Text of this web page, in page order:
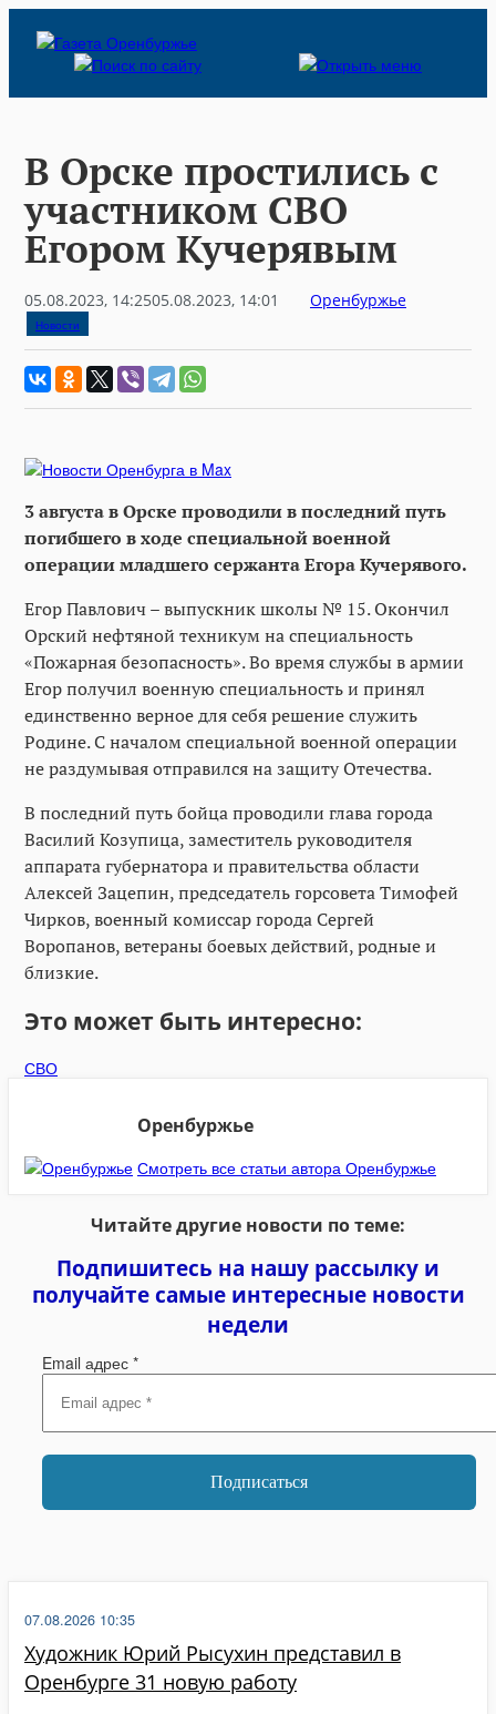
В Орске простились с
участником СВО
Егором Кучерявым
05.08.2023, 14:2505.08.2023, 14:01 Оренбуржье
Новости
3 августа в Орске проводили в последний путь
погибшего в ходе специальной военной
операции младшего сержанта Егора Кучерявого.
Егор Павлович – выпускник школы № 15. Окончил
Орский нефтяной техникум на специальность
«Пожарная безопасность». Во время службы в армии
Егор получил военную специальность и принял
единственно верное для себя решение служить
Родине. С началом специальной военной операции
не раздумывая отправился на защиту Отечества.
В последний путь бойца проводили глава города
Василий Козупица, заместитель руководителя
аппарата губернатора и правительства области
Алексей Зацепин, председатель горсовета Тимофей
Чирков, военный комиссар города Сергей
Воропанов, ветераны боевых действий, родные и
близкие.
Это может быть интересно:
СВО
Оренбуржье
Смотреть все статьи автора Оренбуржье
Читайте другие новости по теме:
Подпишитесь на нашу рассылку и
получайте самые интересные новости
недели
Email адрес *
Художник Юрий Рысухин представил в
Оренбурге 31 новую работу
07.08.2026 10:35